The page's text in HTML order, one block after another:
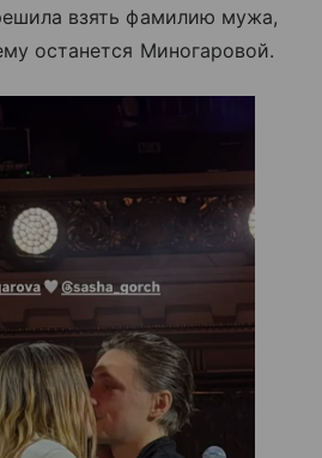
взять фамилию мужа,
останется Миногаровой.